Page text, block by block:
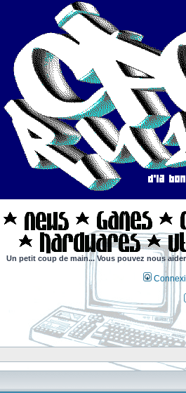
Un petit coup de main... Vous pouvez nous